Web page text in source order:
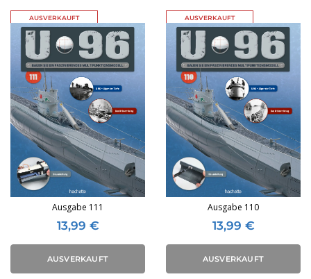
AUSVERKAUFT
Ausgabe 111
13,99 €
AUSVERKAUFT
AUSVERKAUFT
Ausgabe 110
13,99 €
AUSVERKAUFT